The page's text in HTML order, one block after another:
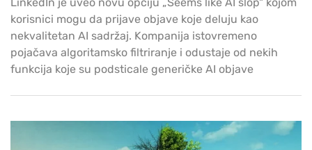
LinkedIn je uveo novu opciju „Seems like AI slop“ kojom
korisnici mogu da prijave objave koje deluju kao
nekvalitetan AI sadržaj. Kompanija istovremeno
pojačava algoritamsko filtriranje i odustaje od nekih
funkcija koje su podsticale generičke AI objave